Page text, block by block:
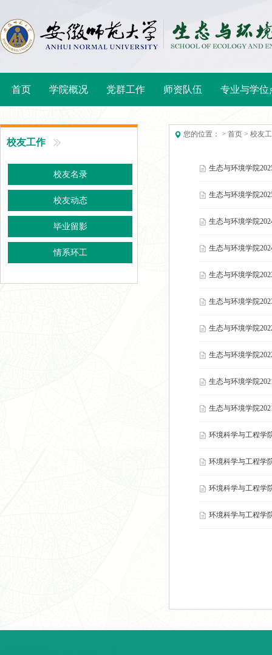
首页 学院概况 党群工作 师资队伍 专业与学位
校友工作
校友名录
校友动态
毕业留影
情系环工
您的位置： > 首页 > 校友
生态与环境学院
生态与环境学院
生态与环境学院
生态与环境学院
生态与环境学院
生态与环境学院
生态与环境学院
生态与环境学院
生态与环境学院
生态与环境学院
环境科学与工程学
环境科学与工程学
环境科学与工程学
环境科学与工程学